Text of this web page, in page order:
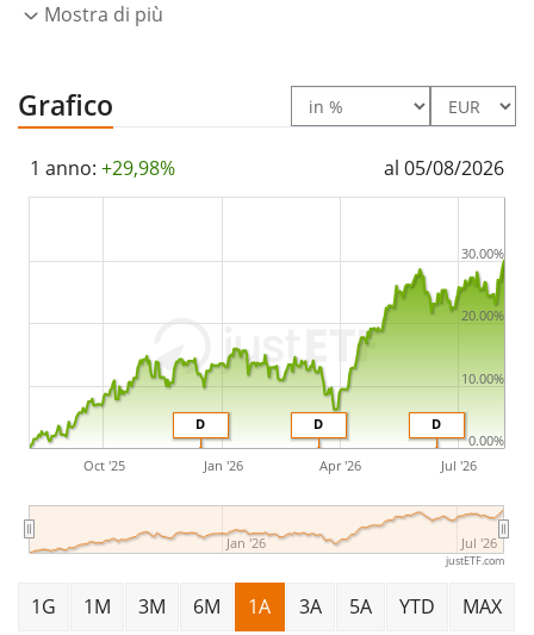
EUR (Dist) è un ETF di dimensioni molto grandi con un
patrimonio gestito pari a 2.872 mln di Euro
. L’ETF è
Mostra di più
Grafico
1 anno: +29,98% al 05/08/2026
D
D
D
Oct '25 Jan '26 Apr '26 Jul '26
Jan '26 Jul '26
0.00%
10.00%
20.00%
30.00%
justETF.com
1G 1M 3M 6M 1A 3A 5A YTD MAX